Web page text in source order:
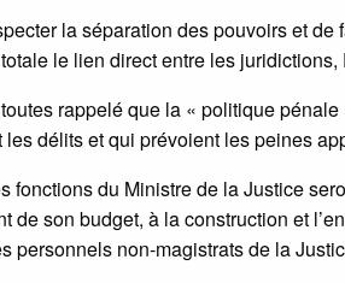
la séparation des pouvoirs et
le lien direct entre les
rappelé que la « politique
délits et qui prévoient les peines
fonctions du Ministre de la Justice
de son budget, à la construction et
personnels non-magistrats de la